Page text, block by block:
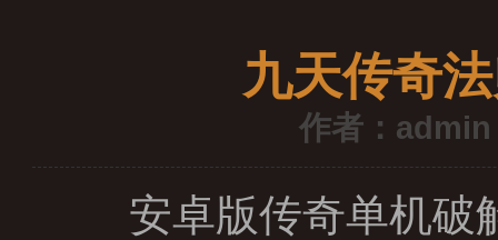
九天传奇
作者：admin
安卓版传奇单机破